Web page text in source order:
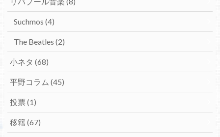
Suchmos (4)
The Beatles (2)
小ネタ (68)
平野コラム (45)
投票 (1)
移籍(67)